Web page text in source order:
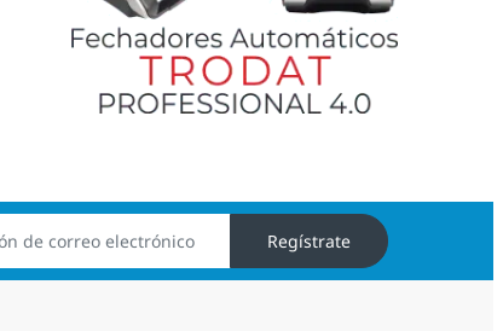
Regístrate